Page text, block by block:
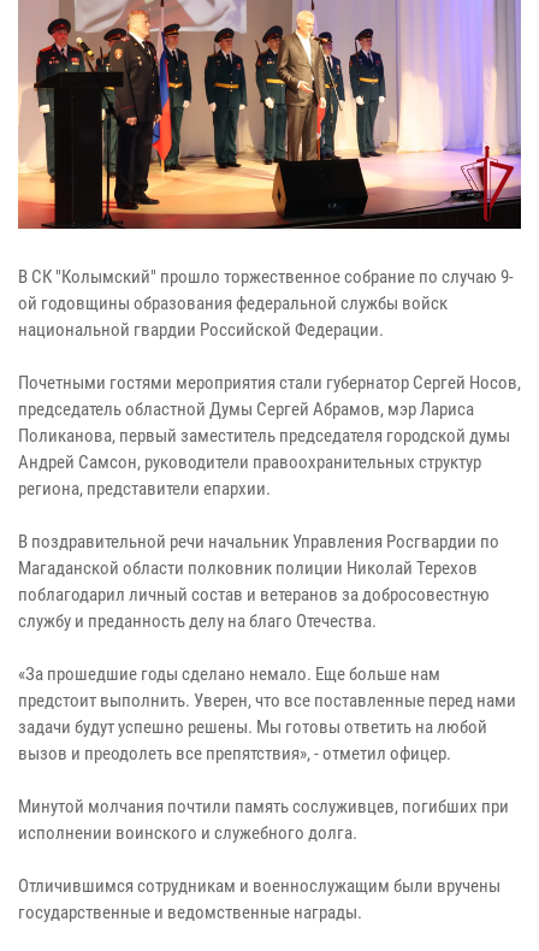
В СК "Колымский" прошло торжественное собрание по случаю 9-
ой годовщины образования федеральной службы войск
национальной гвардии Российской Федерации.
Почетными гостями мероприятия стали губернатор Сергей Носов,
председатель областной Думы Сергей Абрамов, мэр Лариса
Поликанова, первый заместитель председателя городской думы
Андрей Самсон, руководители правоохранительных структур
региона, представители епархии.
В поздравительной речи начальник Управления Росгвардии по
Магаданской области полковник полиции Николай Терехов
поблагодарил личный состав и ветеранов за добросовестную
службу и преданность делу на благо Отечества.
«За прошедшие годы сделано немало. Еще больше нам
предстоит выполнить. Уверен, что все поставленные перед нами
задачи будут успешно решены. Мы готовы ответить на любой
вызов и преодолеть все препятствия», - отметил офицер.
Минутой молчания почтили память сослуживцев, погибших при
исполнении воинского и служебного долга.
Отличившимся сотрудникам и военнослужащим были вручены
государственные и ведомственные награды.